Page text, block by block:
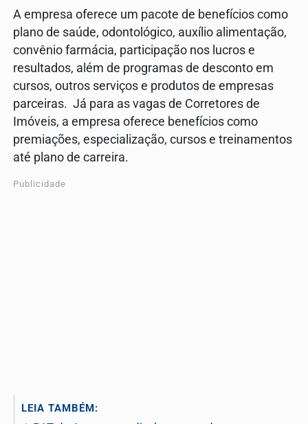
A empresa oferece um pacote de benefícios como
plano de saúde, odontológico, auxílio alimentação,
convênio farmácia, participação nos lucros e
resultados, além de programas de desconto em
cursos, outros serviços e produtos de empresas
parceiras. Já para as vagas de Corretores de
Imóveis, a empresa oferece benefícios como
premiações, especialização, cursos e treinamentos
até plano de carreira.
Publicidade
LEIA TAMBÉM: